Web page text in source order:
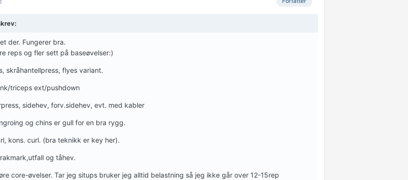
der. Fungerer bra.
reps og fler sett på baseøvelser:)
skråhantellpress, flyes variant.
triceps ext/pushdown
sidehev, forv.sidehev, evt. med kabler
og chins er gull for en bra rygg.
kons. curl. (bra teknikk er key her).
og tåhev.
core-øvelser. Tar jeg situps bruker jeg alltid belastning så jeg ikke går over 12-15rep